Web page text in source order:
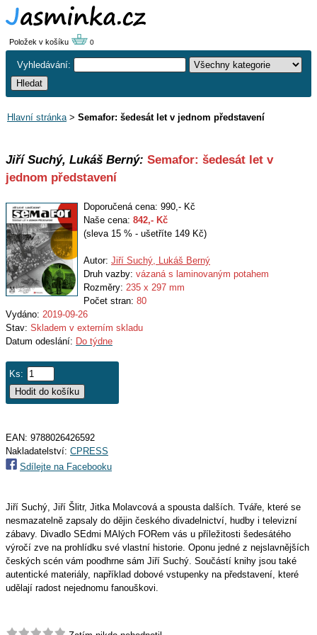
Položek v košíku 0
Vyhledávání:
Hlavní stránka> Semafor: šedesát let v jednom představení
Jiří Suchý, Lukáš Berný: Semafor: šedesát let v
jednom představení
Doporučená cena: 990,- Kč
Naše cena: 842,- Kč
(sleva 15 % - ušetříte 149 Kč)
Autor: Jiří Suchý, Lukáš Berný
Druh vazby: vázaná s laminovaným potahem
Rozměry: 235 x 297 mm
Počet stran: 80
Vydáno: 2019-09-26
Stav: Skladem v externím skladu
Datum odeslání: Do týdne
Ks:
EAN: 9788026426592
Nakladatelství: CPRESS
Sdílejte na Facebooku
Jiří Suchý, Jiří Šlitr, Jitka Molavcová a spousta dalších. Tváře, které se
nesmazatelně zapsaly do dějin českého divadelnictví, hudby i televizní
zábavy. Divadlo SEdmi MAlých FORem vás u příležitosti šedesátého
výročí zve na prohlídku své vlastní historie. Oponu jedné z nejslavnějších
českých scén vám poodhrne sám Jiří Suchý. Součástí knihy jsou také
autentické materiály, například dobové vstupenky na představení, které
udělají radost nejednomu fanouškovi.